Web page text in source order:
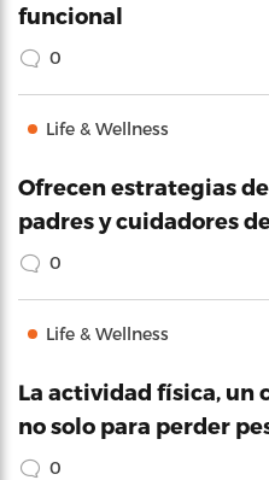
funcional
0
Life & Wellness
Ofrecen estrategias
padres y cuidadores
0
Life & Wellness
La actividad física, un
no solo para perder
0